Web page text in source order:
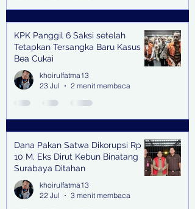
KPK Panggil 6 Saksi setelah
Tetapkan Tersangka Baru Kasus
Bea Cukai
khoirulfatma13
23 Jul
2 menit membaca
Dana Pakan Satwa Dikorupsi Rp
10 M, Eks Dirut Kebun Binatang
Surabaya Ditahan
khoirulfatma13
22 Jul
3 menit membaca